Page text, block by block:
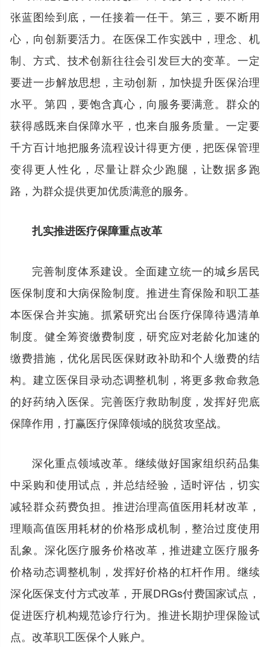
张蓝图绘到底，一任接着一任干。第三，要不断用
心，向创新要活力。在医保工作实践中，理念、机
制、方式、技术创新往往会引发巨大的变革。一定
要进一步解放思想，主动创新，加快提升医保治理
水平。第四，要饱含真心，向服务要满意。群众的
获得感既来自保障水平，也来自服务质量。一定要
千方百计地把服务流程设计得更方便，把医保管理
变得更人性化，尽量让群众少跑腿，让数据多跑
路，为群众提供更加优质满意的服务。
扎实推进医疗保障重点改革
完善制度体系建设。全面建立统一的城乡居民
医保制度和大病保险制度。推进生育保险和职工基
本医保合并实施。抓紧研究出台医疗保障待遇清单
制度。健全筹资缴费制度，研究应对老龄化加速的
缴费措施，优化居民医保财政补助和个人缴费的结
构。建立医保目录动态调整机制，将更多救命救急
的好药纳入医保。完善医疗救助制度，发挥好兜底
保障作用，打赢医疗保障领域的脱贫攻坚战。
深化重点领域改革。继续做好国家组织药品集
中采购和使用试点，并总结经验，适时评估，切实
减轻群众药费负担。推进治理高值医用耗材改革，
理顺高值医用耗材的价格形成机制，整治过度使用
乱象。深化医疗服务价格改革，推进建立医疗服务
价格动态调整机制，发挥好价格的杠杆作用。继续
深化医保支付方式改革，开展DRGs付费国家试点，
促进医疗机构规范诊疗行为。推进长期护理保险试
点。改革职工医保个人账户。